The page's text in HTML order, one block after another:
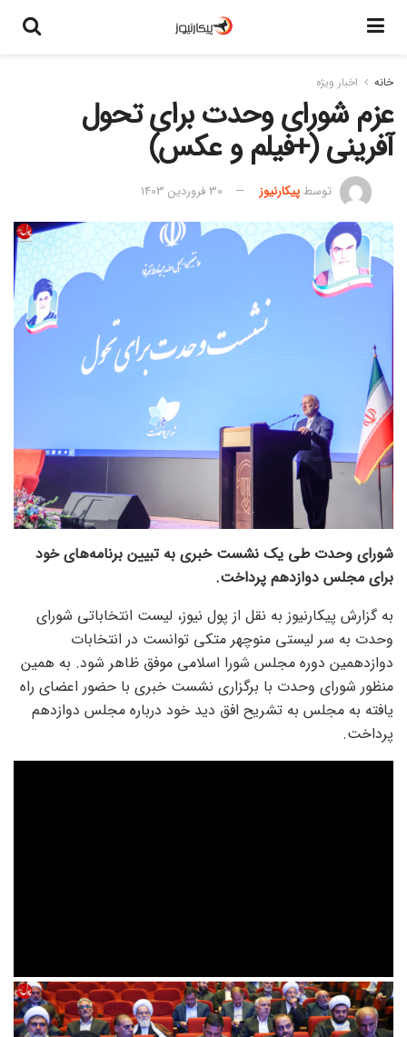
خانه اخبار ویژه
عزم شورای وحدت برای تحول
آفرینی (+فیلم و عکس)
توسطپیکارنیوز 30 فروردین 1403
شورای وحدت طی یک نشست خبری به تبیین برنامه‌های خود
برای مجلس دوازدهم پرداخت.
به گزارش پیکارنیوز به نقل از پول نیوز، لیست انتخاباتی شورای
وحدت به سر لیستی منوچهر متکی توانست در انتخابات
دوازدهمین دوره مجلس شورا اسلامی موفق ظاهر شود. به همین
منظور شورای وحدت با برگزاری نشست خبری با حضور اعضای راه
یافته به مجلس به تشریح افق دید خود درباره مجلس دوازدهم
پرداخت.